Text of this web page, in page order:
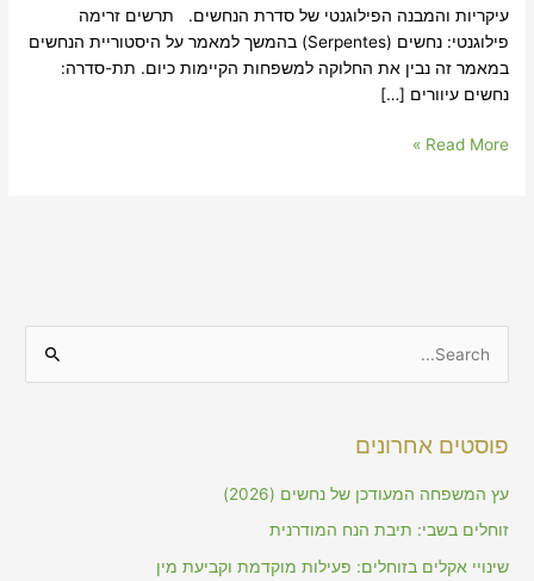
עיקריות והמבנה הפילוגנטי של סדרת הנחשים. תרשים זרימה
פילוגנטי: נחשים (Serpentes) בהמשך למאמר על היסטוריית הנחשים
במאמר זה נבין את החלוקה למשפחות הקיימות כיום. תת-סדרה:
נחשים עיוורים […]
Read More »
r
c
פוסטים אחרונים
עץ המשפחה המעודכן של נחשים (2026)
זוחלים בשבי: תיבת הנח המודרנית
שינויי אקלים בזוחלים: פעילות מוקדמת וקביעת מין